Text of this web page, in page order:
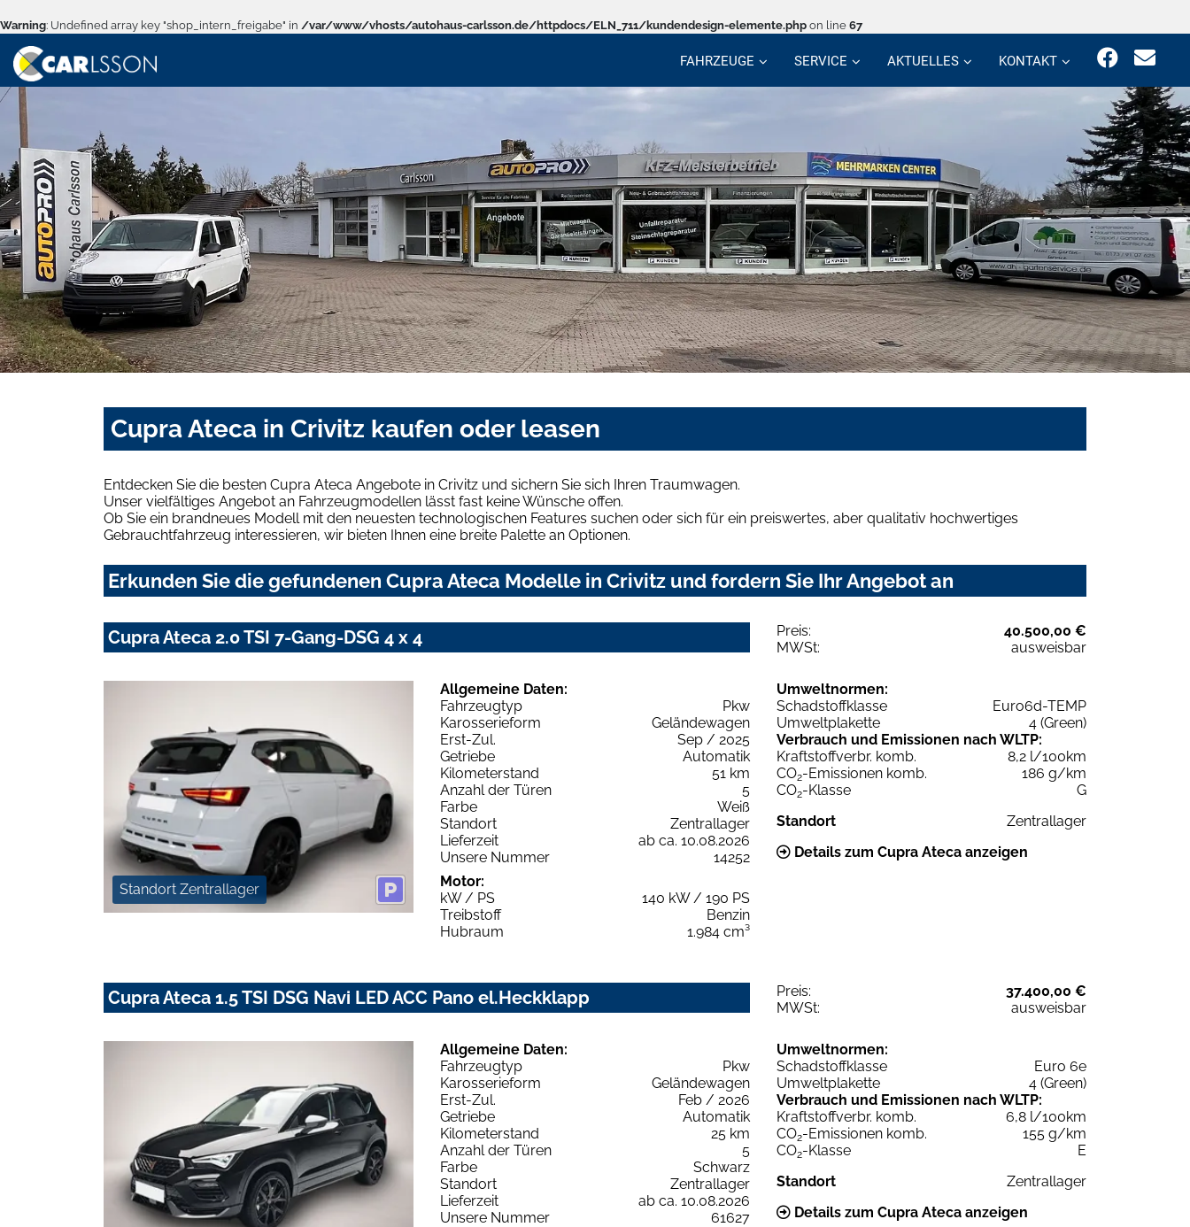
Warning: Undefined array key "shop_intern_freigabe" in /var/www/vhosts/autohaus-carlsson.de/httpdocs/ELN_711/kundendesign-elemente.php on line 67
FAHRZEUGE SERVICE AKTUELLES KONTAKT
Cupra Ateca in Crivitz kaufen oder leasen
Entdecken Sie die besten Cupra Ateca Angebote in Crivitz und sichern Sie sich Ihren Traumwagen.
Unser vielfältiges Angebot an Fahrzeugmodellen lässt fast keine Wünsche offen.
Ob Sie ein brandneues Modell mit den neuesten technologischen Features suchen oder sich für ein preiswertes, aber qualitativ hochwertiges
Gebrauchtfahrzeug interessieren, wir bieten Ihnen eine breite Palette an Optionen.
Erkunden Sie die gefundenen Cupra Ateca Modelle in Crivitz und fordern Sie Ihr Angebot an
Cupra Ateca 2.0 TSI 7-Gang-DSG 4 x 4 Preis:
40.500,00 €
MWSt:
ausweisbar
Standort Zentrallager
Allgemeine Daten:
Fahrzeugtyp
Pkw
Karosserieform
Geländewagen
Erst-Zul.
Sep / 2025
Getriebe
Automatik
Kilometerstand
51 km
Anzahl der Türen
5
Farbe
Weiß
Standort
Zentrallager
Lieferzeit
ab ca. 10.08.2026
Unsere Nummer
14252
Motor:
kW / PS
140 kW / 190 PS
Treibstoff
Benzin
Hubraum
1.984 cm³
Umweltnormen:
Schadstoffklasse
Euro6d-TEMP
Umweltplakette
4 (Green)
Verbrauch und Emissionen nach WLTP:
Kraftstoffverbr. komb.
8,2 l/100km
CO2-Emissionen komb.
186 g/km
CO2-Klasse
G
Standort
Zentrallager
Details zum Cupra Ateca anzeigen
Cupra Ateca 1.5 TSI DSG Navi LED ACC Pano el.Heckklapp Preis:
37.400,00 €
MWSt:
ausweisbar
Allgemeine Daten:
Fahrzeugtyp
Pkw
Karosserieform
Geländewagen
Erst-Zul.
Feb / 2026
Getriebe
Automatik
Kilometerstand
25 km
Anzahl der Türen
5
Farbe
Schwarz
Standort
Zentrallager
Lieferzeit
ab ca. 10.08.2026
Unsere Nummer
61627
Umweltnormen:
Schadstoffklasse
Euro 6e
Umweltplakette
4 (Green)
Verbrauch und Emissionen nach WLTP:
Kraftstoffverbr. komb.
6,8 l/100km
CO2-Emissionen komb.
155 g/km
CO2-Klasse
E
Standort
Zentrallager
Details zum Cupra Ateca anzeigen